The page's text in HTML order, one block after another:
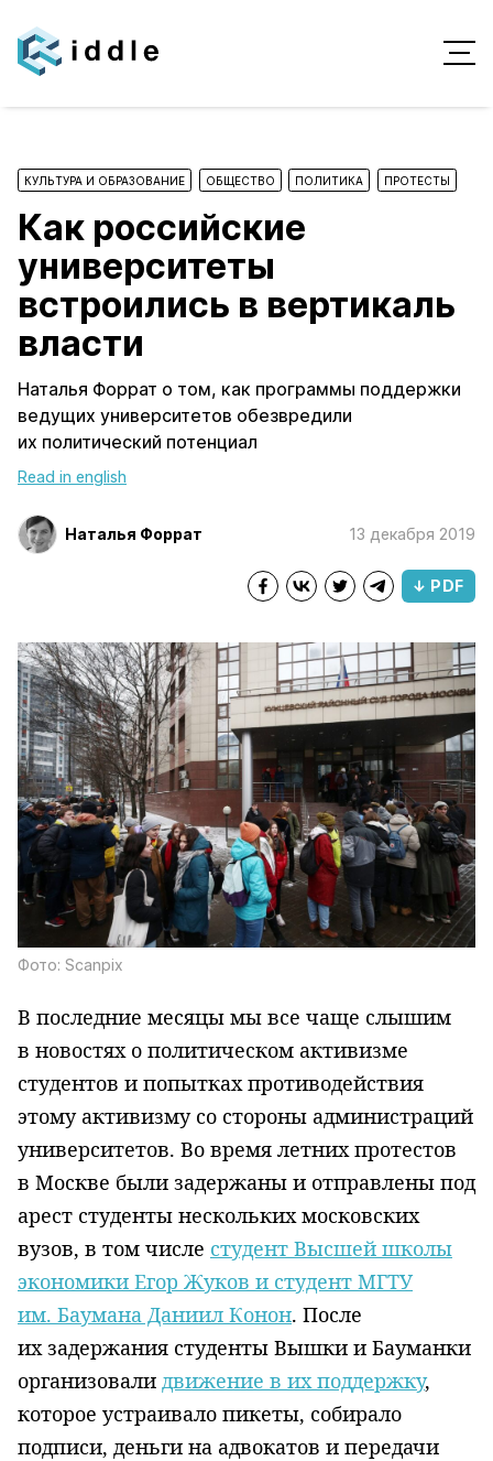
КУЛЬТУРА И ОБРАЗОВАНИЕ ОБЩЕСТВО ПОЛИТИКА ПРОТЕСТЫ
Как российские
университеты
встроились в вертикаль
власти
Наталья Форрат о том, как программы поддержки
ведущих университетов обезвредили
их политический потенциал
Read in english
Наталья Форрат 13 декабря 2019
↓ PDF
Фото: Scanpix
В последние месяцы мы все чаще слышим
в новостях о политическом активизме
студентов и попытках противодействия
этому активизму со стороны администраций
университетов. Во время летних протестов
в Москве были задержаны и отправлены под
арест студенты нескольких московских
вузов, в том числе студент Высшей школы
экономики Егор Жуков и студент МГТУ
им. Баумана Даниил Конон. После
их задержания студенты Вышки и Бауманки
организовали движение в их поддержку,
которое устраивало пикеты, собирало
подписи, деньги на адвокатов и передачи